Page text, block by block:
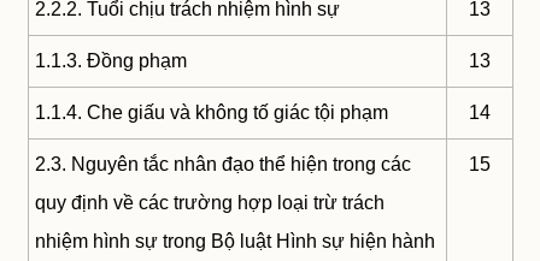
2.2.2. Tuổi chịu trách nhiệm hình sự 13
1.1.3. Đồng phạm 13
1.1.4. Che giấu và không tố giác tội phạm 14
2.3. Nguyên tắc nhân đạo thể hiện trong các
quy định về các trường hợp loại trừ trách
nhiệm hình sự trong Bộ luật Hình sự hiện hành
15